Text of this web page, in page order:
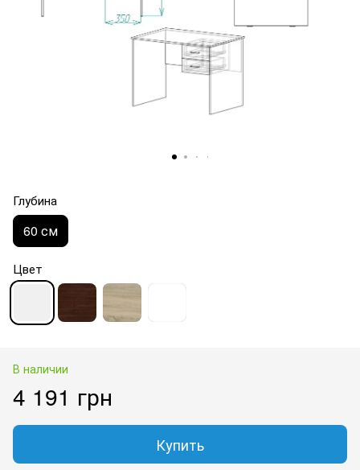
Глубина
60 см
Цвет
В наличии
4 191 грн
Купить